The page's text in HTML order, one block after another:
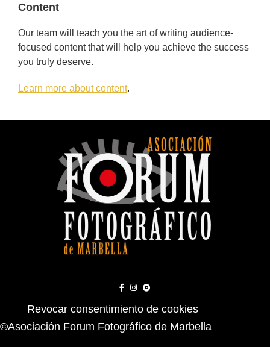
Content
Our team will teach you the art of writing audience-
focused content that will help you achieve the success
you truly deserve.
Learn more about content.
Revocar consentimiento de cookies
©Asociación Forum Fotográfico de Marbella